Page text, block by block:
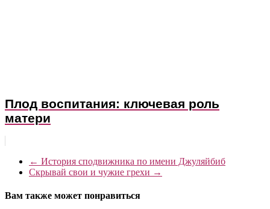
Плод воспитания: ключевая роль
матери
← История сподвижника по имени Джуляйбиб
Скрывай свои и чужие грехи →
Вам также может понравиться